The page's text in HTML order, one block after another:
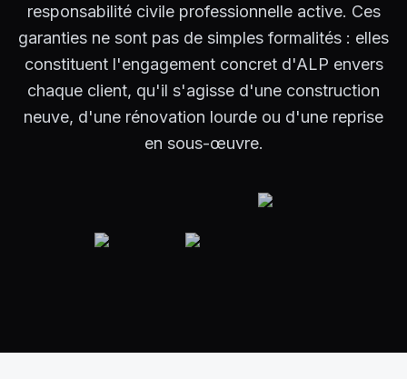
responsabilité civile professionnelle active. Ces
garanties ne sont pas de simples formalités : elles
constituent l'engagement concret d'ALP envers
chaque client, qu'il s'agisse d'une construction
neuve, d'une rénovation lourde ou d'une reprise
en sous-œuvre.